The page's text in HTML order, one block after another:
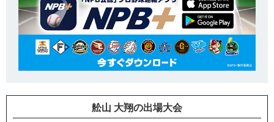
舩山 大翔の出場大会